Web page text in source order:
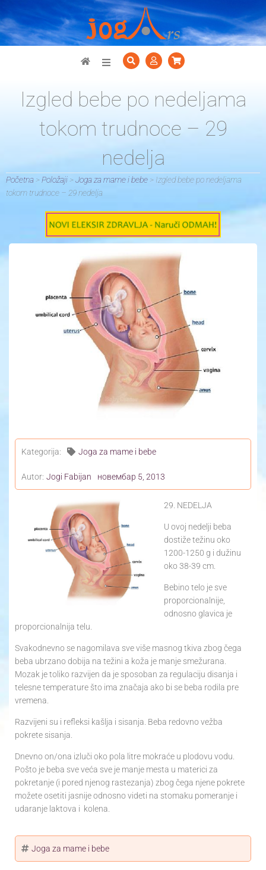
Disanje
Meditacija
Galerije
Download
Yoga Travel
Blog
Joga
Kontakt
Izgled bebe po nedeljama
tokom trudnoce – 29
nedelja
Početna>Položaji>Joga za mame i bebe> Izgled bebe po nedeljama
tokom trudnoce – 29 nedelja
Kategorija: Joga za mame i bebe
Autor: Jogi Fabijan новембар 5, 2013
29. NEDELJA
U ovoj nedelji beba
dostiže težinu oko
1200-1250 g i dužinu
oko 38-39 cm.
Bebino telo je sve
proporcionalnije,
odnosno glavica je
proporcionalnija telu.
Svakodnevno se nagomilava sve više masnog tkiva zbog čega
beba ubrzano dobija na težini a koža je manje smežurana.
Mozak je toliko razvijen da je sposoban za regulaciju disanja i
telesne temperature što ima značaja ako bi se beba rodila pre
vremena.
Razvijeni su i refleksi kašlja i sisanja. Beba redovno vežba
pokrete sisanja.
Dnevno on/ona izluči oko pola litre mokraće u plodovu vodu.
Pošto je beba sve veća sve je manje mesta u materici za
pokretanje (i pored njenog rastezanja) zbog čega njene pokrete
možete osetiti jasnije odnosno videti na stomaku pomeranje i
udaranje laktova i kolena.
Joga za mame i bebe